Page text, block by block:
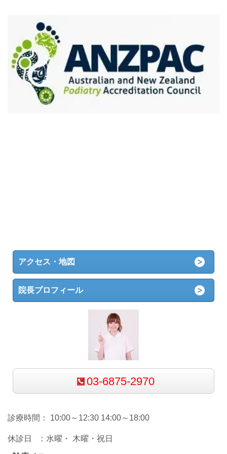
アクセス・地図
院長プロフィール
03-6875-2970
診療時間： 10:00～12:30 14:00～18:00
休診日 ：水曜・ 木曜・祝日